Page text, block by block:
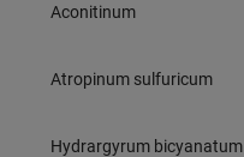
Aconitinum
Atropinum sulfuricum
Hydrargyrum bicyanatum